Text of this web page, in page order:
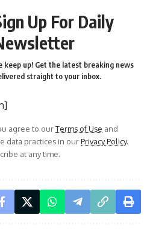
Up For Daily
keep up! Get the latest breaking news
straight to your inbox.
agree to ourTerms of Use and
data practices in ourPrivacy Policy.
at any time.